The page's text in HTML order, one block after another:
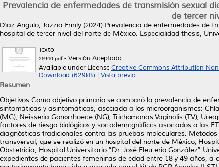
Prevalencia de enfermedades de transmisión sexual
de tercer
Díaz Angulo, Jazzia Emily (2024) Prevalencia de enfermedades de
hospital de tercer nivel del norte de México. Especialidad thesis,
Texto
28940.pdf- Versión Aceptada
Available under License Creative Commons Attribution
Download (629kB)
Vista previa
Resumen
Objetivos Como objetivo primario se comparó la prevalencia de
sintomáticas y asintomáticas, asociada a los microorganismos:
(MG), Neisseria Gonorrhoeae (NG), Trichomonas Vaginalis (TV),
factores de riesgo biológicos y sociodemográficos asociados a las
diagnósticas tradicionales contra las pruebas moleculares.
transversal, que se realizó en un hospital del norte de México,
Obstetricia, Hospital Universitario “Dr. José Eleuterio González”
expedientes de pacientes femeninas de edad entre 18 y 49 años,